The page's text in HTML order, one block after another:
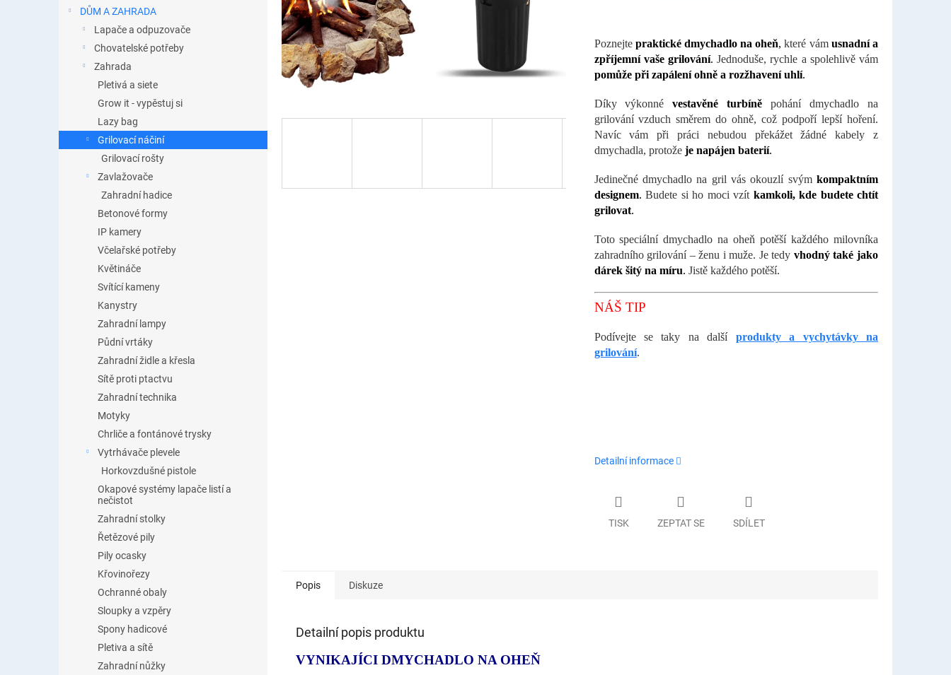
DŮM A ZAHRADA
Lapače a odpuzovače
Chovatelské potřeby
Zahrada
Pletivá a siete
Grow it - vypěstuj si
Lazy bag
Grilovací náčiní
Grilovací rošty
Zavlažovače
Zahradní hadice
Betonové formy
IP kamery
Včelařské potřeby
Květináče
Svítící kameny
Kanystry
Zahradní lampy
Půdní vrtáky
Zahradní židle a křesla
Sítě proti ptactvu
Zahradní technika
Motyky
Chrliče a fontánové trysky
Vytrhávače plevele
Horkovzdušné pistole
Okapové systémy lapače listí a
nečistot
Zahradní stolky
Řetězové pily
Pily ocasky
Křovinořezy
Ochranné obaly
Sloupky a vzpěry
Spony hadicové
Pletiva a sítě
Zahradní nůžky
Poznejte praktické dmychadlo na oheň, které vám usnadní a
zpříjemní vaše grilování. Jednoduše, rychle a spolehlivě vám
pomůže při zapálení ohně a rozžhavení uhlí.
Díky výkonnévestavěné turbíně pohání dmychadlo na
grilování vzduch směrem do ohně, což podpoří lepší hoření.
Navíc vám při práci nebudou překážet žádné kabely z
dmychadla, protože je napájen baterií.
Jedinečné dmychadlo na gril vás okouzlí svým kompaktním
designem. Budete si ho moci vzít kamkoli, kde budete chtít
grilovat.
Toto speciální dmychadlo na oheň potěší každého milovníka
zahradního grilování – ženu i muže. Je tedy vhodný také jako
dárek šitý na míru. Jistě každého potěší.
NÁŠ TIP
Podívejte se taky na další produkty a vychytávky na
grilování.
Detailní informace
TISK ZEPTAT SE SDÍLET
Popis Diskuze
Detailní popis produktu
VYNIKAJÍCI DMYCHADLO NA OHEŇ